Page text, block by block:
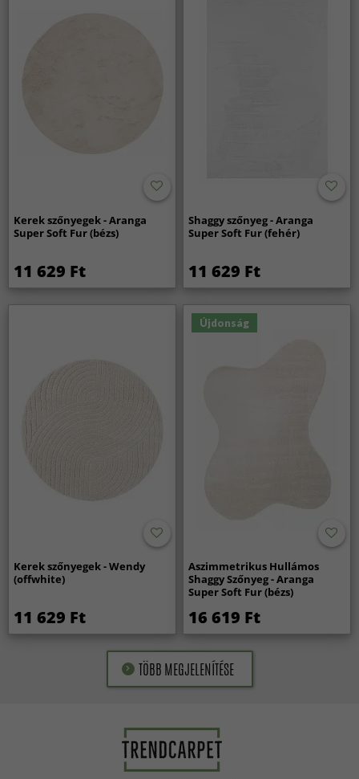
Kerek szőnyegek - Aranga
Super Soft Fur (bézs)
11 629 Ft
Shaggy szőnyeg - Aranga
Super Soft Fur (fehér)
11 629 Ft
Kerek szőnyegek - Wendy
(offwhite)
11 629 Ft
Újdonság
Aszimmetrikus Hullámos
Shaggy Szőnyeg - Aranga
Super Soft Fur (bézs)
16 619 Ft
TÖBB MEGJELENÍTÉSE